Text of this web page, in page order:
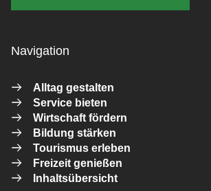
Navigation
Alltag gestalten
Service bieten
Wirtschaft fördern
Bildung stärken
Tourismus erleben
Freizeit genießen
Inhaltsübersicht